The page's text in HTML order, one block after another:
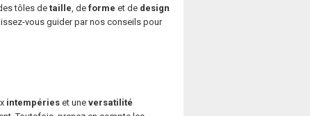
tôles de taille, de forme et de design
vous guider par nos conseils pour
intempéries et une versatilité